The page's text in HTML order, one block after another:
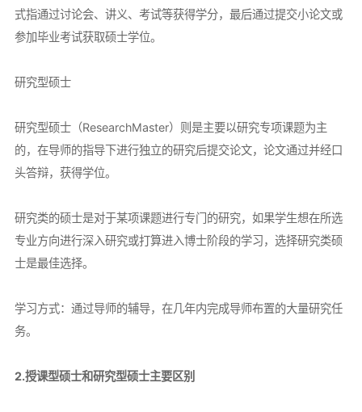
式指通过讨论会、讲义、考试等获得学分，最后通过提交小论文或
参加毕业考试获取硕士学位。
研究型硕士
研究型硕士（ResearchMaster）则是主要以研究专项课题为主
的，在导师的指导下进行独立的研究后提交论文，论文通过并经口
头答辩，获得学位。
研究类的硕士是对于某项课题进行专门的研究，如果学生想在所选
专业方向进行深入研究或打算进入博士阶段的学习，选择研究类硕
士是最佳选择。
学习方式：通过导师的辅导，在几年内完成导师布置的大量研究任
务。
2.授课型硕士和研究型硕士主要区别